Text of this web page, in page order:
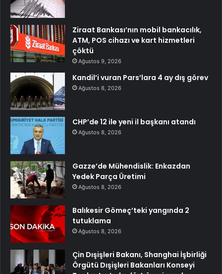
Ziraat Bankası’nın mobil bankacılık,
ATM, POS cihazı ve kart hizmetleri
çöktü
Ağustos 9, 2026
Kandil’i vuran Pars’lara 4 ay dış görev
Ağustos 8, 2026
CHP’de 12 ile yeni il başkanı atandı
Ağustos 8, 2026
Gazze’de Mühendislik: Enkazdan
Yedek Parça Üretimi
Ağustos 8, 2026
Balıkesir Gömeç’teki yangında 2
tutuklama
Ağustos 8, 2026
Çin Dışişleri Bakanı, Shanghai İşbirliği
Örgütü Dışişleri Bakanları Konseyi